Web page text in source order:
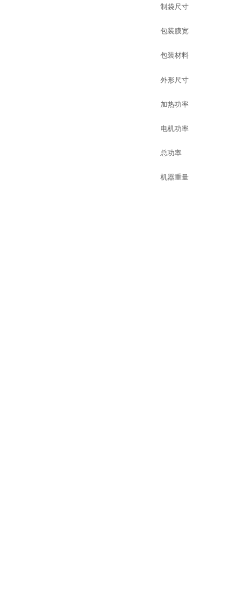
制袋尺寸
包装膜宽
包装材料
外形尺寸
加热功率
电机功率
总功率
机器重量